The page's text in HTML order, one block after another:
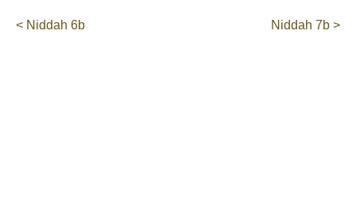
< Niddah 6b Niddah 7b >